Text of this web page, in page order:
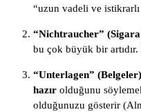
“uzun vadeli ve
“Nichtraucher”
bu çok büyük bir
“Unterlagen”
hazır olduğunu
olduğunuzu gösterir